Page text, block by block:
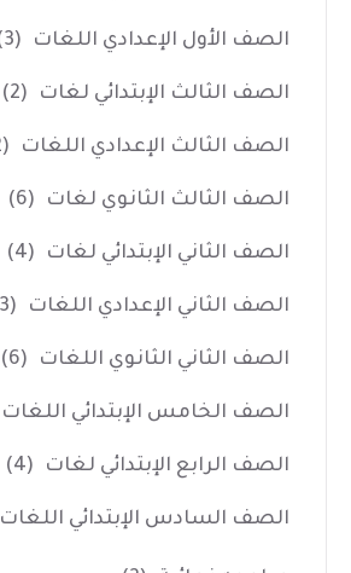
الصف الأول الإعدادي اللغات (3)
الصف الثالث الإبتدائي لغات (2)
الصف الثالث الإعدادي اللغات (2)
الصف الثالث الثانوي لغات (6)
الصف الثاني الإبتدائي لغات (4)
الصف الثاني الإعدادي اللغات (3)
الصف الثاني الثانوي اللغات (6)
الصف الخامس الإبتدائي اللغات
الصف الرابع الإبتدائي لغات (4)
الصف السادس الإبتدائي اللغات